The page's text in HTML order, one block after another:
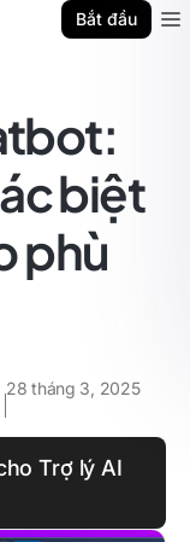
Bắt đầu
biệt
phù
28 tháng 3, 2025
Trợ lý AI